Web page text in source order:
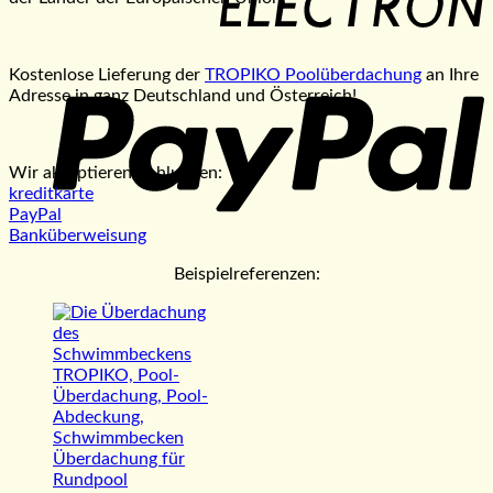
Kostenlose Lieferung der TROPIKO Poolüberdachung an Ihre
Adresse in ganz Deutschland und Österreich!
Wir akzeptieren Zahlungen:
kreditkarte
PayPal
Banküberweisung
Beispielreferenzen: